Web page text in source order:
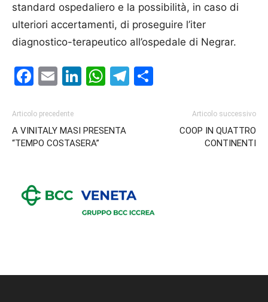
standard ospedaliero e la possibilità, in caso di
ulteriori accertamenti, di proseguire l’iter
diagnostico-terapeutico all’ospedale di Negrar.
Facebook
EmailLinkedIn
WhatsApp
Telegram
Articolo precedente
A VINITALY MASI PRESENTA
“TEMPO COSTASERA”
Articolo successivo
COOP IN QUATTRO
CONTINENTI